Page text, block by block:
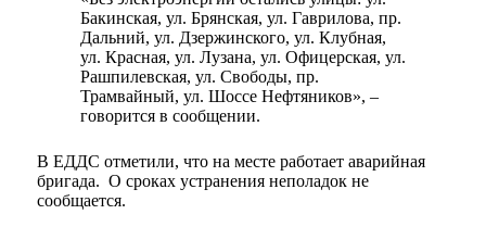
Бакинская, ул. Брянская, ул. Гаврилова, пр.
Дальний, ул. Дзержинского, ул. Клубная,
ул. Красная, ул. Лузана, ул. Офицерская, ул.
Рашпилевская, ул. Свободы, пр.
Трамвайный, ул. Шоссе Нефтяников», –
говорится в сообщении.
В ЕДДС отметили, что на месте работает аварийная
бригада. О сроках устранения неполадок не
сообщается.